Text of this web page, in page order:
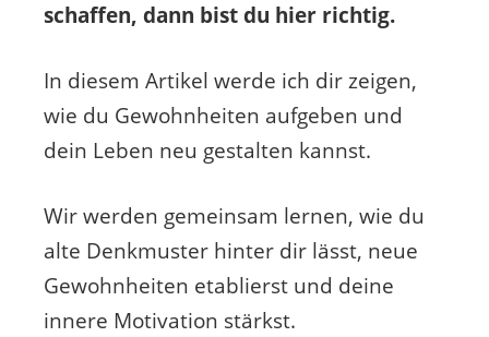
schaffen, dann bist du hier richtig.
In diesem Artikel werde ich dir zeigen,
wie du Gewohnheiten aufgeben und
dein Leben neu gestalten kannst.
Wir werden gemeinsam lernen, wie du
alte Denkmuster hinter dir lässt, neue
Gewohnheiten etablierst und deine
innere Motivation stärkst.